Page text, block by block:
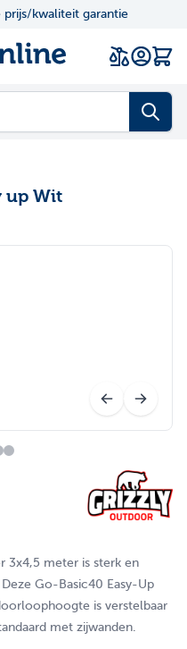
Navigating through
Press to skip the
prijs/kwaliteit garantie
up Wit
3x4,5 meter is sterk en
Go-Basic40 Easy-Up
is verstelbaar
met zijwanden.